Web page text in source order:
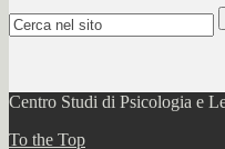
Centro Studi di Psicologia e
To the Top